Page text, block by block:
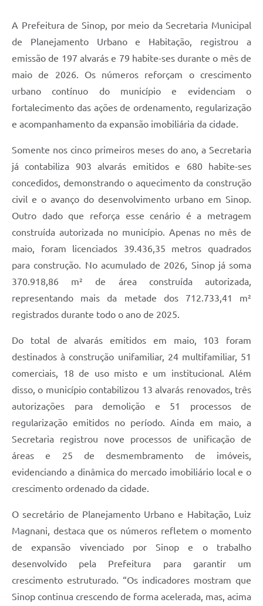
A Prefeitura de Sinop, por meio da Secretaria Municipal
de Planejamento Urbano e Habitação, registrou a
emissão de 197 alvarás e 79 habite-ses durante o mês de
maio de 2026. Os números reforçam o crescimento
urbano contínuo do município e evidenciam o
fortalecimento das ações de ordenamento, regularização
e acompanhamento da expansão imobiliária da cidade.
Somente nos cinco primeiros meses do ano, a Secretaria
já contabiliza 903 alvarás emitidos e 680 habite-ses
concedidos, demonstrando o aquecimento da construção
civil e o avanço do desenvolvimento urbano em Sinop.
Outro dado que reforça esse cenário é a metragem
construída autorizada no município. Apenas no mês de
maio, foram licenciados 39.436,35 metros quadrados
para construção. No acumulado de 2026, Sinop já soma
370.918,86 m² de área construída autorizada,
representando mais da metade dos 712.733,41 m²
registrados durante todo o ano de 2025.
Do total de alvarás emitidos em maio, 103 foram
destinados à construção unifamiliar, 24 multifamiliar, 51
comerciais, 18 de uso misto e um institucional. Além
disso, o município contabilizou 13 alvarás renovados, três
autorizações para demolição e 51 processos de
regularização emitidos no período. Ainda em maio, a
Secretaria registrou nove processos de unificação de
áreas e 25 de desmembramento de imóveis,
evidenciando a dinâmica do mercado imobiliário local e o
crescimento ordenado da cidade.
O secretário de Planejamento Urbano e Habitação, Luiz
Magnani, destaca que os números refletem o momento
de expansão vivenciado por Sinop e o trabalho
desenvolvido pela Prefeitura para garantir um
crescimento estruturado. “Os indicadores mostram que
Sinop continua crescendo de forma acelerada, mas, acima